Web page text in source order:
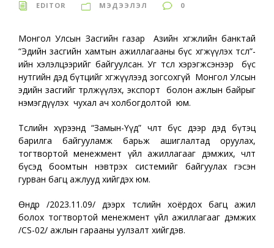
EDITOR МЭДЭЭЛЭЛ 0
Монгол Улсын Засгийн газар Азийн хөгжлийн банктай
“Эдийн засгийн хамтын ажиллагааны бүс хөгжүүлэх төсөл”-
ийн хэлэлцээрийг байгуулсан. Уг төсөл хэрэгжсэнээр бүс
нутгийн дэд бүтцийг хөгжүүлээд зогсохгүй Монгол Улсын
эдийн засгийг төрөлжүүлэх, экспорт болон ажлын байрыг
нэмэгдүүлэх чухал ач холбогдолтой юм.
Төслийн хүрээнд “Замын-Үүд” чөлөөт бүс дээр дэд бүтэц
барилга байгууламж барьж ашиглалтад оруулах,
тогтвортой менежмент үйл ажиллагааг дэмжих, чөлөөт
бүсэд боомтын нэвтрэх системийг байгуулах гэсэн
гурван багц ажлууд хийгдэх юм.
Өнөөдөр /2023.11.09/ дээрх төслийн хоёрдох багц ажил
болох тогтвортой менежмент үйл ажиллагааг дэмжих
/CS-02/ ажлын гарааны уулзалт хийгдэв.